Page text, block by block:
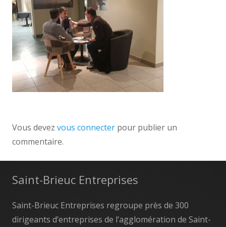
Vous devez vous connecter pour publier un
commentaire.
Saint-Brieuc Entreprises
Saint-Brieuc Entreprises regroupe près de 300
dirigeants d’entreprises de l’agglomération de Saint-